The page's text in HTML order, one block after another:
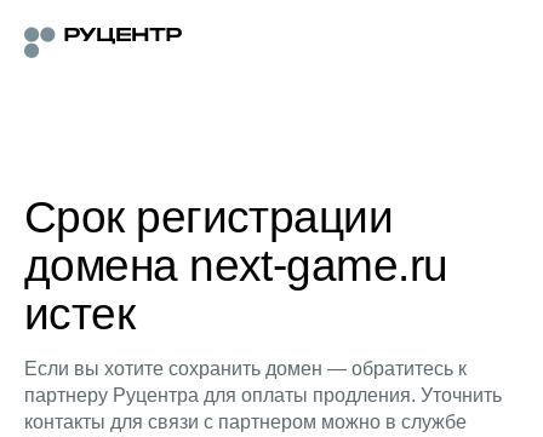
Срок регистрации
домена next-game.ru
истек
Если вы хотите сохранить домен — обратитесь к
партнеру Руцентра для оплаты продления. Уточнить
контакты для связи с партнером можно в службе